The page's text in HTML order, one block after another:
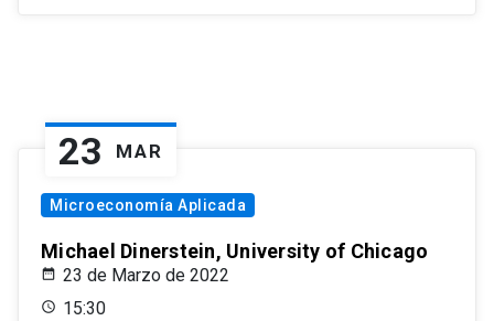
23 MAR
Microeconomía Aplicada
Michael Dinerstein, University of Chicago
23 de Marzo de 2022
15:30